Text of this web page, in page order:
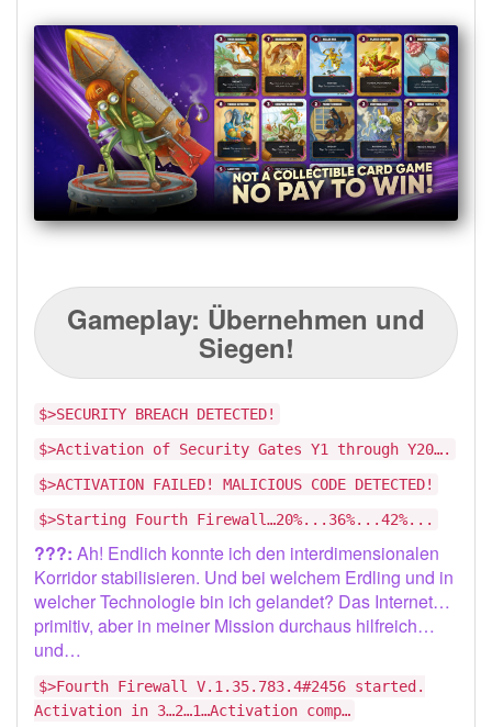
Gameplay: Übernehmen und
Siegen!
$>SECURITY BREACH DETECTED!
$>Activation of Security Gates Y1 through Y20….
$>ACTIVATION FAILED! MALICIOUS CODE DETECTED!
$>Starting Fourth Firewall…20%...36%...42%...
???: Ah! Endlich konnte ich den interdimensionalen
Korridor stabilisieren. Und bei welchem Erdling und in
welcher Technologie bin ich gelandet? Das Internet…
primitiv, aber in meiner Mission durchaus hilfreich…
und…
$>Fourth Firewall V.1.35.783.4#2456 started.
Activation in 3…2…1…Activation comp…